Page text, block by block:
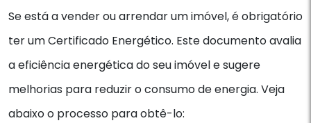
Se está a vender ou arrendar um imóvel, é obrigatório
ter um Certificado Energético. Este documento avalia
a eficiência energética do seu imóvel e sugere
melhorias para reduzir o consumo de energia. Veja
abaixo o processo para obtê-lo: